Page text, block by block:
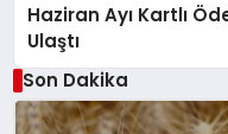
Haziran Ayı Kartlı
Ulaştı
Son Dakika